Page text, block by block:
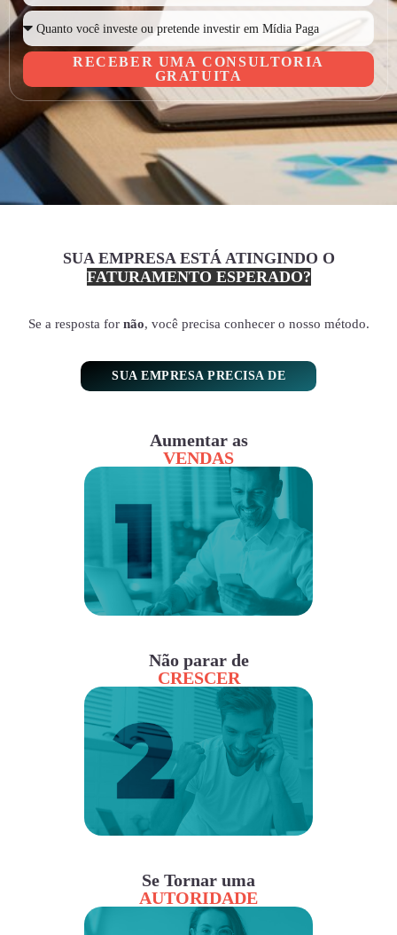
RECEBER UMA CONSULTORIA
GRATUITA
SUA EMPRESA ESTÁ ATINGINDO O
FATURAMENTO ESPERADO?
Se a resposta for não, você precisa conhecer o nosso método.
SUA EMPRESA PRECISA DE
Aumentar as
VENDAS
Não parar de
CRESCER
Se Tornar uma
AUTORIDADE